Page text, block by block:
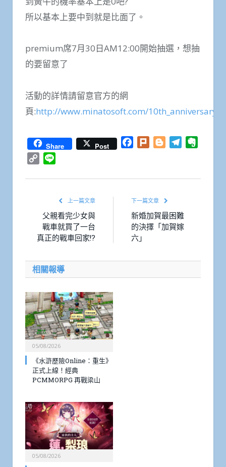
所以基本上要中到就是比面了。
premium席7月30日AM12:00開始抽選，想抽
的要留意了
活動的詳情請留意官方的網
頁:http://www.minatosoft.com/10th_anniversary/
Share Post Facebook
Plurk BloggerTelegram
Copy
上一篇文章
父親看完少女與
戰車就買了一台
真正的戰車回家!?
下一篇文章
新婚加賀最困難
的決擇「加賀嫁
六」
相關報導
05/08/2026
《水滸歷險Online：重生》
正式上線！經典
PCMMORPG 再戰梁山
05/08/2026